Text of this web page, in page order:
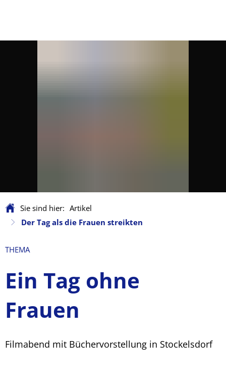
Sie sind hier: Artikel
Der Tag als die Frauen streikten
THEMA
Ein Tag ohne
Frauen
Filmabend mit Büchervorstellung in Stockelsdorf